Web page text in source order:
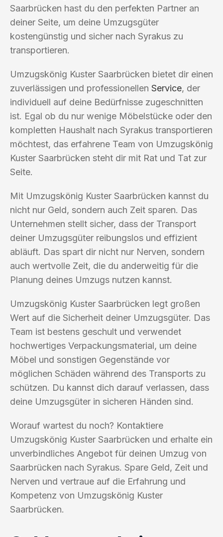
Saarbrücken hast du den perfekten Partner an
deiner Seite, um deine Umzugsgüter
kostengünstig und sicher nach Syrakus zu
transportieren.
Umzugskönig Kuster Saarbrücken bietet dir einen
zuverlässigen und professionellen Service, der
individuell auf deine Bedürfnisse zugeschnitten
ist. Egal ob du nur wenige Möbelstücke oder den
kompletten Haushalt nach Syrakus transportieren
möchtest, das erfahrene Team von Umzugskönig
Kuster Saarbrücken steht dir mit Rat und Tat zur
Seite.
Mit Umzugskönig Kuster Saarbrücken kannst du
nicht nur Geld, sondern auch Zeit sparen. Das
Unternehmen stellt sicher, dass der Transport
deiner Umzugsgüter reibungslos und effizient
abläuft. Das spart dir nicht nur Nerven, sondern
auch wertvolle Zeit, die du anderweitig für die
Planung deines Umzugs nutzen kannst.
Umzugskönig Kuster Saarbrücken legt großen
Wert auf die Sicherheit deiner Umzugsgüter. Das
Team ist bestens geschult und verwendet
hochwertiges Verpackungsmaterial, um deine
Möbel und sonstigen Gegenstände vor
möglichen Schäden während des Transports zu
schützen. Du kannst dich darauf verlassen, dass
deine Umzugsgüter in sicheren Händen sind.
Worauf wartest du noch? Kontaktiere
Umzugskönig Kuster Saarbrücken und erhalte ein
unverbindliches Angebot für deinen Umzug von
Saarbrücken nach Syrakus. Spare Geld, Zeit und
Nerven und vertraue auf die Erfahrung und
Kompetenz von Umzugskönig Kuster
Saarbrücken.